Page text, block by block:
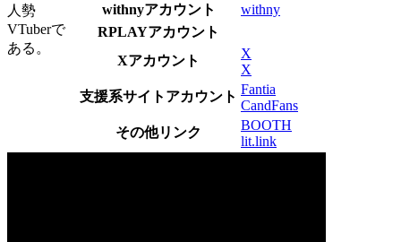
withnyアカウント
withny
RPLAYアカウント
Xアカウント
X
X
支援系サイトアカウント Fantia
CandFans
その他リンク
BOOTH
lit.link
人勢
VTuberで
ある。